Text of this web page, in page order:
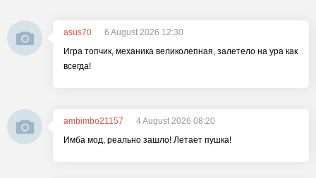
asus70
6 August 2026 12:30
Игра топчик, механика великолепная, залетело на ура как
всегда!
ambimbo21157
4 August 2026 08:20
Имба мод, реально зашло! Летает пушка!